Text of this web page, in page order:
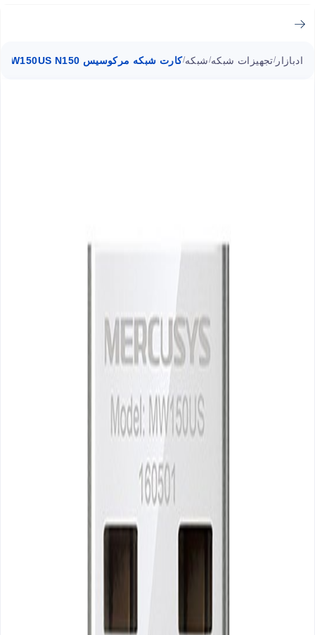
ادبازار /تجهیزات شبکه/شبکه/کارت شبکه مرکوسیس MW150US N150